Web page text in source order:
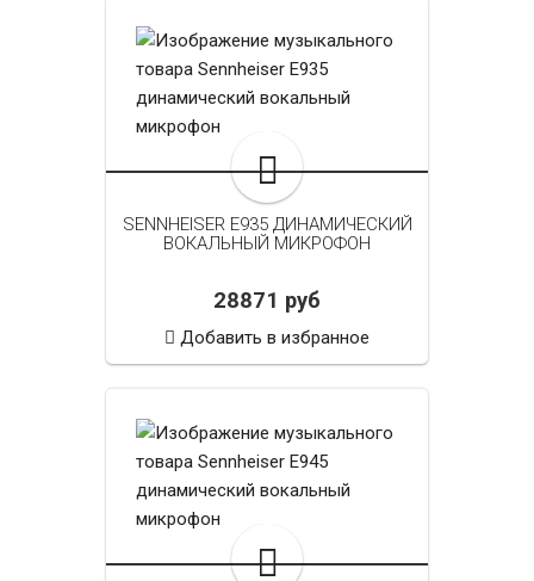
SENNHEISER E935 ДИНАМИЧЕСКИЙ
ВОКАЛЬНЫЙ МИКРОФОН
28871 руб
Добавить в избранное